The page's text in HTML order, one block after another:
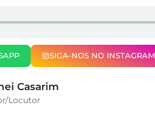
SIGA-NOS NO INSTAGRAM
Casarim
Locutor